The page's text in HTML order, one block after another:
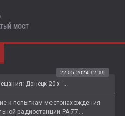
МОСТ
Донецк 20-х -...
22.05.2024 12:19
к попыткам местонахождения
радиостанции РА-77...